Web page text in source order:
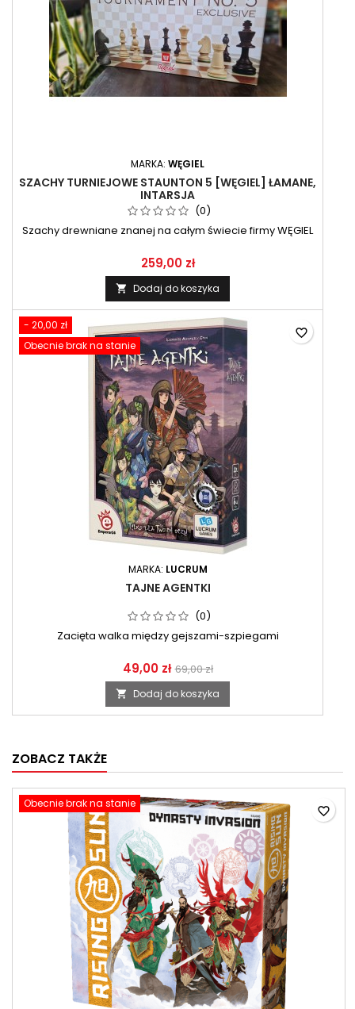
MARKA: WĘGIEL
SZACHY TURNIEJOWE STAUNTON 5 [WĘGIEL] ŁAMANE,
INTARSJA
(0)
Szachy drewniane znanej na całym świecie firmy WĘGIEL
259,00 zł
 Dodaj do koszyka
- 20,00 zł
Obecnie brak na stanie
MARKA: LUCRUM
TAJNE AGENTKI
(0)
Zacięta walka między gejszami-szpiegami
49,00 zł 69,00 zł
 Dodaj do koszyka
favorite_border
ZOBACZ TAKŻE
Obecnie brak na stanie
favorite_border